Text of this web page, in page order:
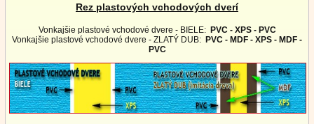
Rez plastových vchodových dverí
Vonkajšie plastové vchodové dvere - BIELE: PVC - XPS - PVC
Vonkajšie plastové vchodové dvere - ZLATÝ DUB: PVC - MDF - XPS - MDF -
PVC